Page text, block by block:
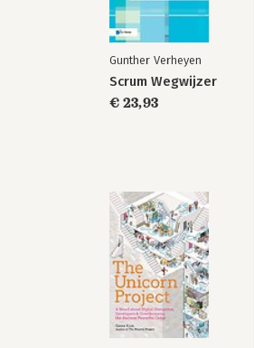
Gunther Verheyen
Scrum Wegwijzer
€ 23,93